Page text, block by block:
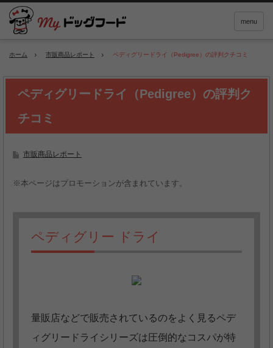
menu
ホーム 市販商品レポート ペディグリードライ（Pedigree）の評判クチコミ
ペディグリードライ（Pedigree）の評判ク
チコミ
市販商品レポート
※本ページはプロモーションが含まれています。
ペディグリー ドライ
量販店などで販売されているのをよく見るペデ
ィグリードライシリーズは圧倒的なコスパが特